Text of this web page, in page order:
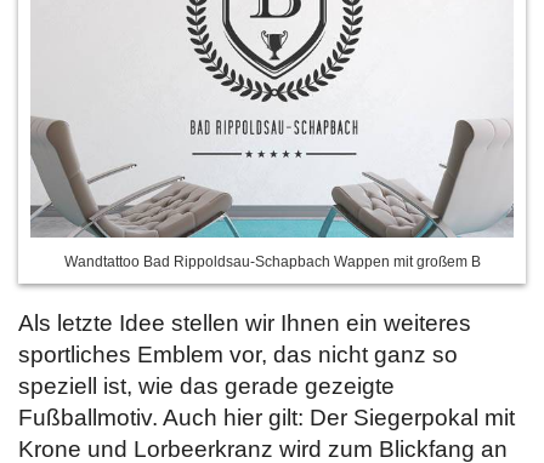
Wandtattoo Bad Rippoldsau-Schapbach Wappen mit großem B
Als letzte Idee stellen wir Ihnen ein weiteres
sportliches Emblem vor, das nicht ganz so
speziell ist, wie das gerade gezeigte
Fußballmotiv. Auch hier gilt: Der Siegerpokal mit
Krone und Lorbeerkranz wird zum Blickfang an